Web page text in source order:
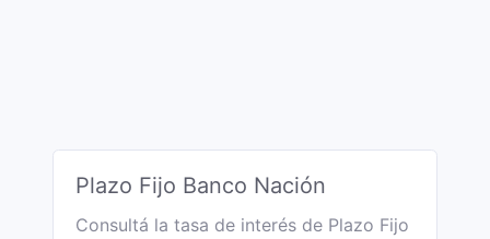
Plazo Fijo Banco Nación
Consultá la tasa de interés de Plazo Fijo